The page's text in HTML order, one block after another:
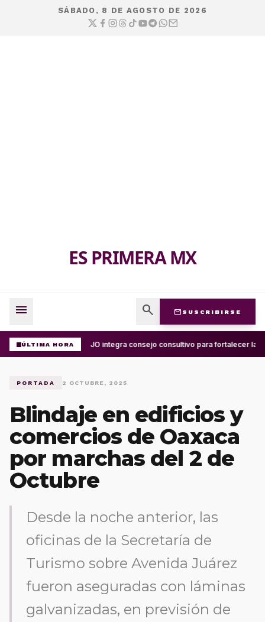
SÁBADO, 8 DE AGOSTO DE 2026
ES PRIMERA MX
menu search mail SUSCRIBIRSE
ÚLTIMA HORAUABJO integra consejo consultivo para fortalecer la
PORTADA 2 OCTUBRE, 2025
Blindaje en edificios y
comercios de Oaxaca
por marchas del 2 de
Octubre
Desde la noche anterior, las
oficinas de la Secretaría de
Turismo sobre Avenida Juárez
fueron aseguradas con láminas
galvanizadas, en previsión de